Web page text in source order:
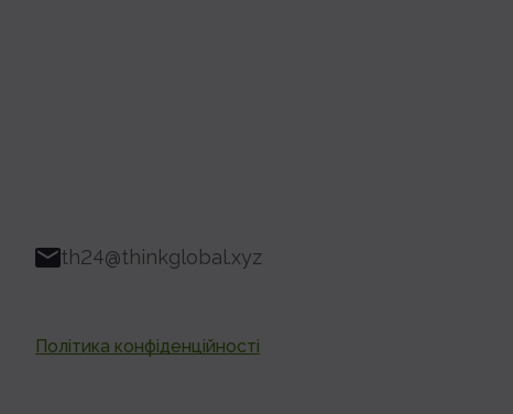
th24@thinkglobal.xyz
Політика конфіденційності